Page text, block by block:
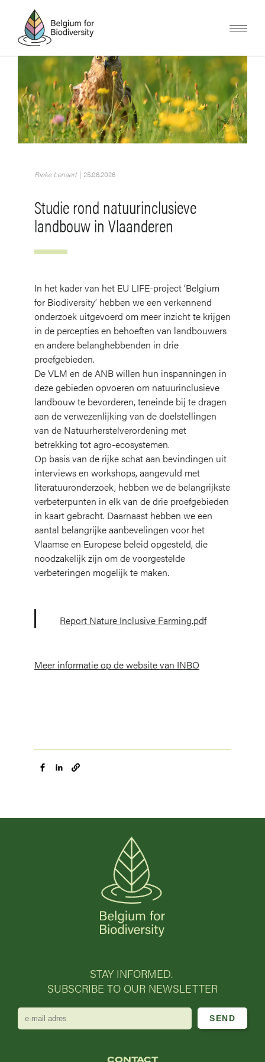
inhoud
gaan
Afbeelding
Rieke Lenaert | 25.06.2026
Studie rond natuurinclusieve
landbouw in Vlaanderen
In het kader van het EU LIFE-project ‘Belgium
for Biodiversity’ hebben we een verkennend
onderzoek uitgevoerd om meer inzicht te krijgen
in de percepties en behoeften van landbouwers
en andere belanghebbenden in drie
proefgebieden.
De VLM en de ANB willen hun inspanningen in
deze gebieden opvoeren om natuurinclusieve
landbouw te bevorderen, teneinde bij te dragen
aan de verwezenlijking van de doelstellingen
van de Natuurherstelverordening met
betrekking tot agro-ecosystemen.
Op basis van de rijke schat aan bevindingen uit
interviews en workshops, aangevuld met
literatuuronderzoek, hebben we de belangrijkste
verbeterpunten in elk van de drie proefgebieden
in kaart gebracht. Daarnaast hebben we een
aantal belangrijke aanbevelingen voor het
Vlaamse en Europese beleid opgesteld, die
noodzakelijk zijn om de voorgestelde
verbeteringen mogelijk te maken.
Report Nature Inclusive Farming.pdf
Meer informatie op de website van INBO
STAY INFORMED.
SUBSCRIBE TO OUR NEWSLETTER
e-
mail